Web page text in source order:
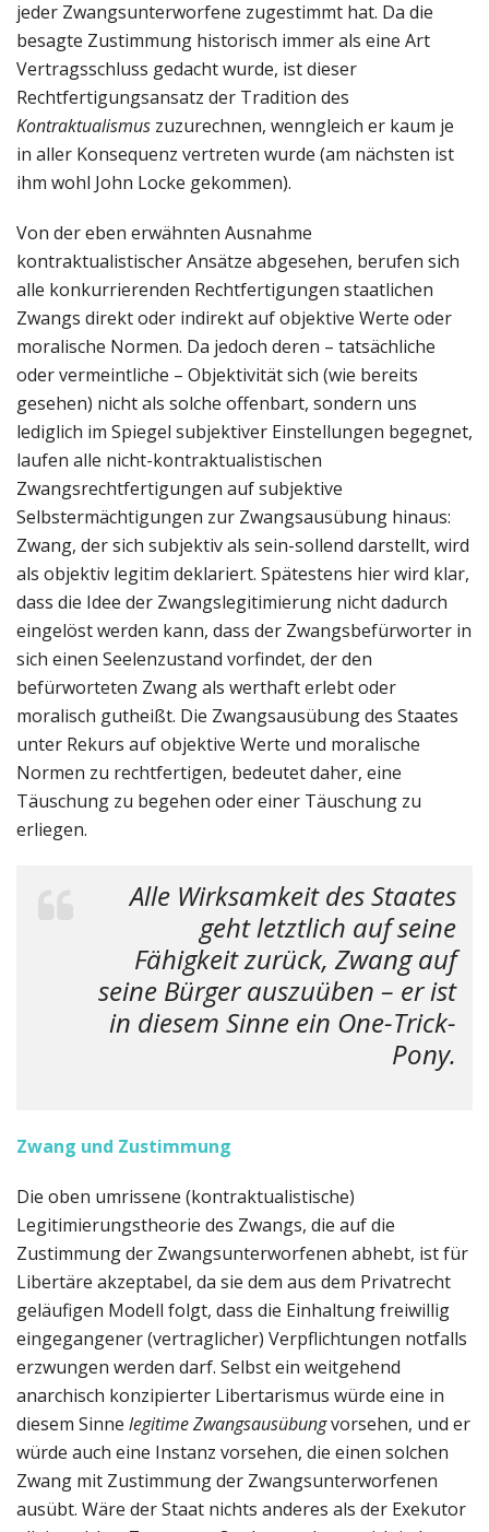
jeder Zwangsunterworfene zugestimmt hat. Da die
besagte Zustimmung historisch immer als eine Art
Vertragsschluss gedacht wurde, ist dieser
Rechtfertigungsansatz der Tradition des
Kontraktualismus zuzurechnen, wenngleich er kaum je
in aller Konsequenz vertreten wurde (am nächsten ist
ihm wohl John Locke gekommen).
Von der eben erwähnten Ausnahme
kontraktualistischer Ansätze abgesehen, berufen sich
alle konkurrierenden Rechtfertigungen staatlichen
Zwangs direkt oder indirekt auf objektive Werte oder
moralische Normen. Da jedoch deren – tatsächliche
oder vermeintliche – Objektivität sich (wie bereits
gesehen) nicht als solche offenbart, sondern uns
lediglich im Spiegel subjektiver Einstellungen begegnet,
laufen alle nicht-kontraktualistischen
Zwangsrechtfertigungen auf subjektive
Selbstermächtigungen zur Zwangsausübung hinaus:
Zwang, der sich subjektiv als sein-sollend darstellt, wird
als objektiv legitim deklariert. Spätestens hier wird klar,
dass die Idee der Zwangslegitimierung nicht dadurch
eingelöst werden kann, dass der Zwangsbefürworter in
sich einen Seelenzustand vorfindet, der den
befürworteten Zwang als werthaft erlebt oder
moralisch gutheißt. Die Zwangsausübung des Staates
unter Rekurs auf objektive Werte und moralische
Normen zu rechtfertigen, bedeutet daher, eine
Täuschung zu begehen oder einer Täuschung zu
erliegen.
Alle Wirksamkeit des Staates
geht letztlich auf seine
Fähigkeit zurück, Zwang auf
seine Bürger auszuüben – er ist
in diesem Sinne ein One-Trick-
Pony.
Zwang und Zustimmung
Die oben umrissene (kontraktualistische)
Legitimierungstheorie des Zwangs, die auf die
Zustimmung der Zwangsunterworfenen abhebt, ist für
Libertäre akzeptabel, da sie dem aus dem Privatrecht
geläufigen Modell folgt, dass die Einhaltung freiwillig
eingegangener (vertraglicher) Verpflichtungen notfalls
erzwungen werden darf. Selbst ein weitgehend
anarchisch konzipierter Libertarismus würde eine in
diesem Sinne legitime Zwangsausübungvorsehen, und er
würde auch eine Instanz vorsehen, die einen solchen
Zwang mit Zustimmung der Zwangsunterworfenen
ausübt. Wäre der Staat nichts anderes als der Exekutor